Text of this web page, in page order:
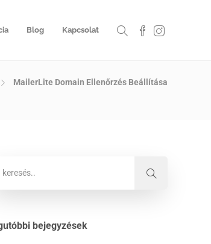
Blog Kapcsolat
MailerLite Domain Ellenőrzés Beállítása
bejegyzések